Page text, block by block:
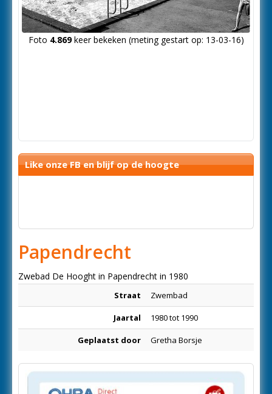
Foto 4.869keer bekeken (meting gestart op: 13-03-16)
Like onze FB en blijf op de hoogte
Papendrecht
Zwebad De Hooght in Papendrecht in 1980
Straat Zwembad
Jaartal 1980 tot 1990
Geplaatst door Gretha Borsje